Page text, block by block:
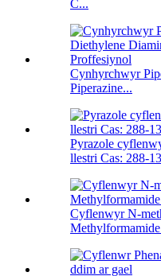
C...
Cynhyrchwyr
Piperazine...
Pyrazole
llestri Cas: 288-
Cyflenwyr N-